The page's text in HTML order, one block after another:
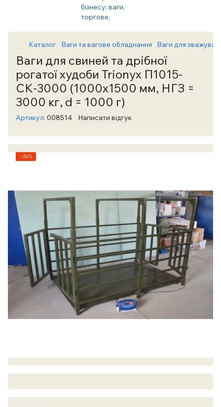
Каталог Ваги та вагове обладнання Ваги для
Ваги для свиней та дрібної
рогатої худоби Trionyx П1015-
СК-3000 (1000х1500 мм, НГЗ =
3000 кг, d = 1000 г)
Артикул: 008514 Написати відгук
−26%